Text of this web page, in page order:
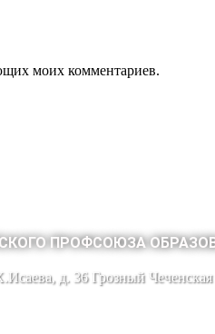
моих комментариев.
ПРОФСОЮЗА
д. 36 Грозный